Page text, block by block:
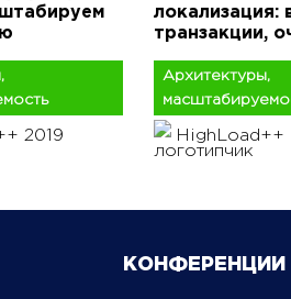
2019
локализация:
транзакции,
Архитектуры,
HighLoad++
КОНФЕРЕНЦИИ